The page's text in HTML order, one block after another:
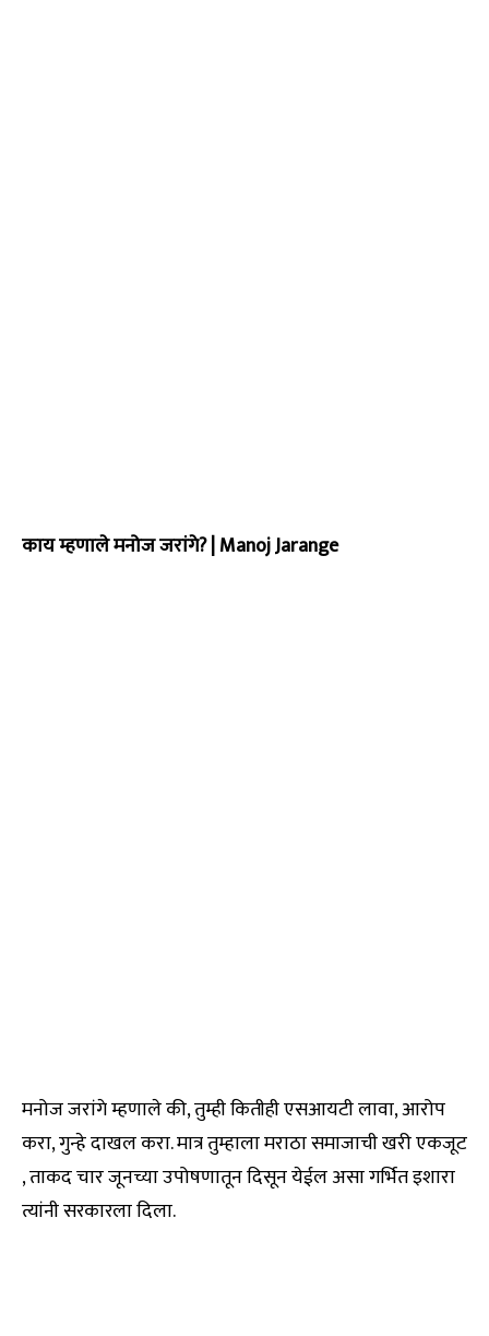
काय म्हणाले मनोज जरांगे? | Manoj Jarange
मनोज जरांगे म्हणाले की, तुम्ही कितीही एसआयटी लावा, आरोप
करा, गुन्हे दाखल करा. मात्र तुम्हाला मराठा समाजाची खरी एकजूट
, ताकद चार जूनच्या उपोषणातून दिसून येईल असा गर्भित इशारा
त्यांनी सरकारला दिला.